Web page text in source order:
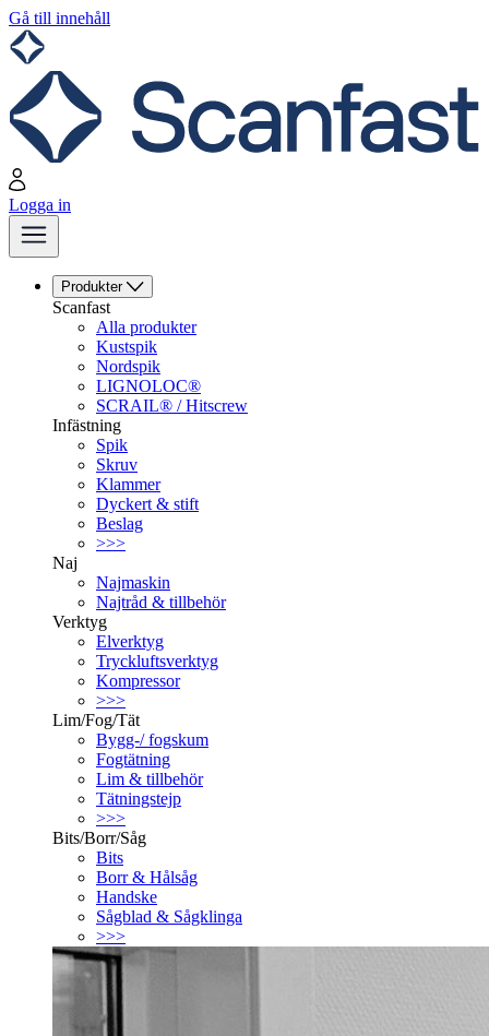
Gå till innehåll
Logga in
Produkter
Scanfast
Alla produkter
Kustspik
Nordspik
LIGNOLOC®
SCRAIL® / Hitscrew
Infästning
Spik
Skruv
Klammer
Dyckert & stift
Beslag
>>>
Naj
Najmaskin
Najtråd & tillbehör
Verktyg
Elverktyg
Tryckluftsverktyg
Kompressor
>>>
Lim/Fog/Tät
Bygg-/ fogskum
Fogtätning
Lim & tillbehör
Tätningstejp
>>>
Bits/Borr/Såg
Bits
Borr & Hålsåg
Handske
Sågblad & Sågklinga
>>>